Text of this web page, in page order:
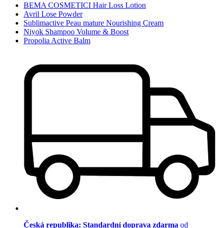
BEMA COSMETICI Hair Loss Lotion
Avril Lose Powder
Sublimactive Peau mature Nourishing Cream
Niyok Shampoo Volume & Boost
Propolia Active Balm
Česká republika: Standardní doprava zdarma od